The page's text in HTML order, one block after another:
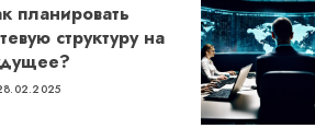
планировать
структуру на